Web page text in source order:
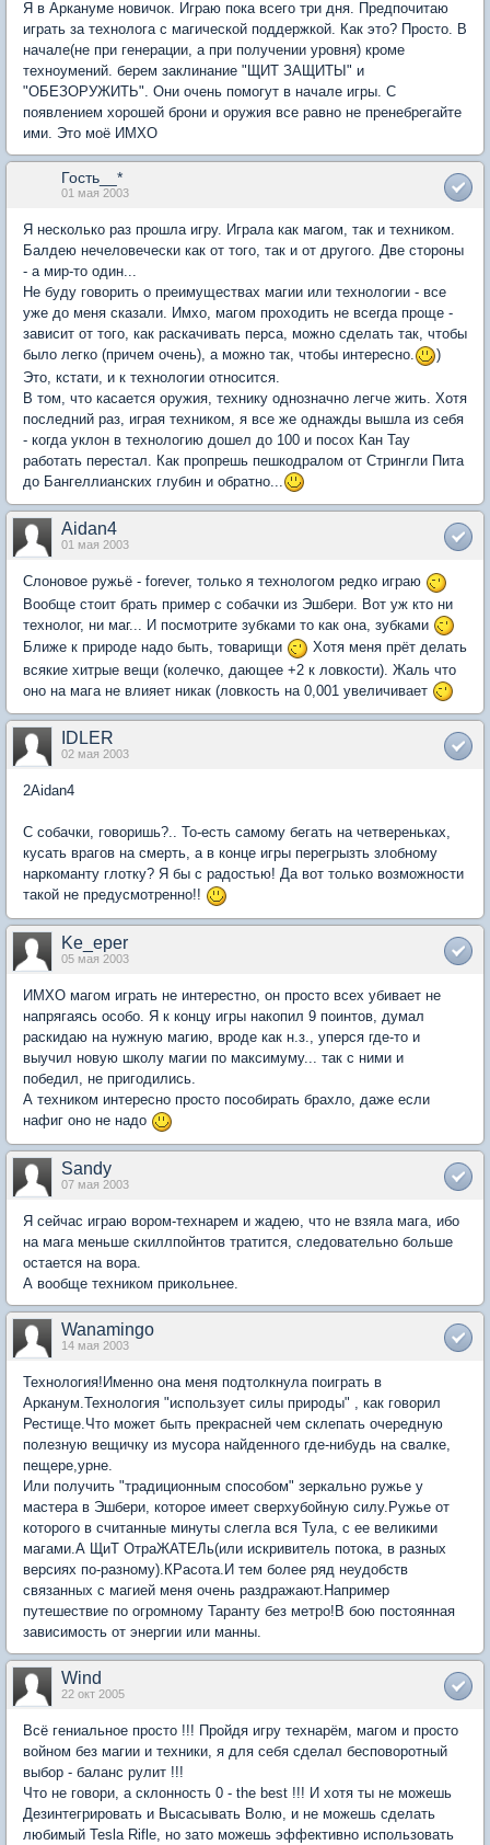
Я в Аркануме новичок. Играю пока всего три дня. Предпочитаю
играть за технолога с магической поддержкой. Как это? Просто. В
начале(не при генерации, а при получении уровня) кроме
техноумений. берем заклинание "ЩИТ ЗАЩИТЫ" и
"ОБЕЗОРУЖИТЬ". Они очень помогут в начале игры. С
появлением хорошей брони и оружия все равно не пренебрегайте
ими. Это моё ИМХО
Гость__*
01 мая 2003
Я несколько раз прошла игру. Играла как магом, так и техником.
Балдею нечеловечески как от того, так и от другого. Две стороны
- а мир-то один...
Не буду говорить о преимуществах магии или технологии - все
уже до меня сказали. Имхо, магом проходить не всегда проще -
зависит от того, как раскачивать перса, можно сделать так, чтобы
было легко (причем очень), а можно так, чтобы интересно.
)
Это, кстати, и к технологии относится.
В том, что касается оружия, технику однозначно легче жить. Хотя
последний раз, играя техником, я все же однажды вышла из себя
- когда уклон в технологию дошел до 100 и посох Кан Тау
работать перестал. Как пропрешь пешкодралом от Стрингли Пита
до Бангеллианских глубин и обратно...
Aidan4
01 мая 2003
Слоновое ружьё - forever, только я технологом редко играю
Вообще стоит брать пример с собачки из Эшбери. Вот уж кто ни
технолог, ни маг... И посмотрите зубками то как она, зубками
Ближе к природе надо быть, товарищи
Хотя меня прёт делать
всякие хитрые вещи (колечко, дающее +2 к ловкости). Жаль что
оно на мага не влияет никак (ловкость на 0,001 увеличивает
IDLER
02 мая 2003
2Aidan4
С собачки, говоришь?.. То-есть самому бегать на четвереньках,
кусать врагов на смерть, а в конце игры перегрызть злобному
наркоманту глотку? Я бы с радостью! Да вот только возможности
такой не предусмотренно!!
Ke_eper
05 мая 2003
ИМХО магом играть не интерестно, он просто всех убивает не
напрягаясь особо. Я к концу игры накопил 9 поинтов, думал
раскидаю на нужную магию, вроде как н.з., уперся где-то и
выучил новую школу магии по максимуму... так с ними и
победил, не пригодились.
А техником интересно просто пособирать брахло, даже если
нафиг оно не надо
Sandy
07 мая 2003
Я сейчас играю вором-технарем и жадею, что не взяла мага, ибо
на мага меньше скиллпойнтов тратится, следовательно больше
остается на вора.
А вообще техником прикольнее.
Wanamingo
14 мая 2003
Технология!Именно она меня подтолкнула поиграть в
Арканум.Технология "использует силы природы" , как говорил
Рестище.Что может быть прекрасней чем склепать очередную
полезную вещичку из мусора найденного где-нибудь на свалке,
пещере,урне.
Или получить "традиционным способом" зеркально ружье у
мастера в Эшбери, которое имеет сверхубойную силу.Ружье от
которого в считанные минуты слегла вся Тула, с ее великими
магами.А ЩиТ ОтраЖАТЕЛь(или искривитель потока, в разных
версиях по-разному).КРасота.И тем более ряд неудобств
связанных с магией меня очень раздражают.Например
путешествие по огромному Таранту без метро!В бою постоянная
зависимость от энергии или манны.
Wind
22 окт 2005
Всё гениальное просто !!! Пройдя игру технарём, магом и просто
войном без магии и техники, я для себя сделал бесповоротный
выбор - баланс рулит !!!
Что не говори, а склонность 0 - the best !!! И хотя ты не можешь
Дезинтегрировать и Высасывать Волю, и не можешь сделать
любимый Tesla Rifle, но зато можешь эффективно использовать